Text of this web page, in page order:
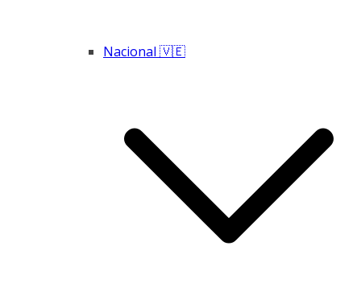
Nacional 🇻🇪